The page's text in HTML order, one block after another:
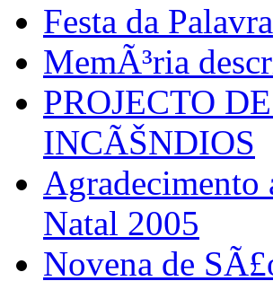
Festa da Palavra
MemÃ³ria
PROJECTO
INCÃŠNDIOS
Agradecimento
Natal 2005
Novena de